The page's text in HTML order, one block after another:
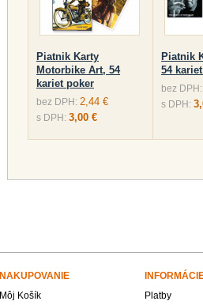
Piatnik Karty
Motorbike Art, 54
kariet poker
bez DPH: 2,44 €
s DPH: 3,00 €
Piatnik
54
bez DPH:
s DPH:
NAKUPOVANIE
Môj Košík
Platby